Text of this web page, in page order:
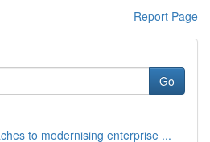
Report Page
Go
to modernising enterprise ...